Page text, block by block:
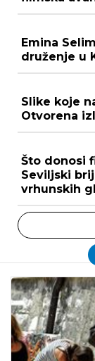
Emina
druženje u
Slike koje
Otvorena
Što donosi
Seviljski
vrhunskih